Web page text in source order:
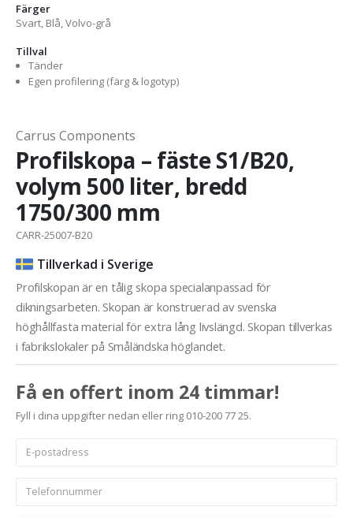
Färger
Svart, Blå, Volvo-grå
Tillval
Tänder
Egen profilering (färg & logotyp)
Carrus Components
Profilskopa – fäste S1/B20,
volym 500 liter, bredd
1750/300 mm
CARR-25007-B20
Tillverkad i Sverige
Profilskopan är en tålig skopa specialanpassad för
dikningsarbeten. Skopan är konstruerad av svenska
höghållfasta material för extra lång livslängd. Skopan tillverkas
i fabrikslokaler på Småländska höglandet.
Få en offert inom 24 timmar!
Fyll i dina uppgifter nedan eller ring 010-200 77 25.